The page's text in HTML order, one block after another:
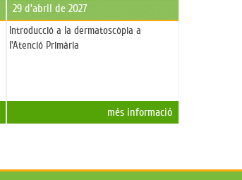
29 d'abril de 2027
Introducció a la dermatoscòpia a
l'Atenció Primària
més informació